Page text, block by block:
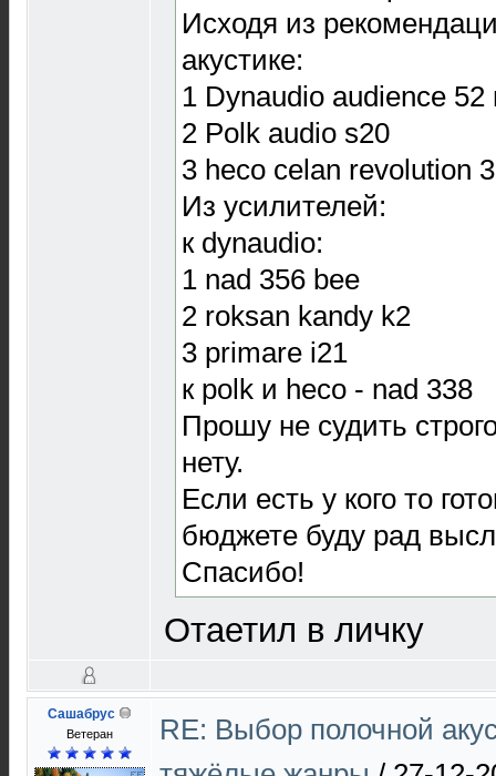
Исходя из
акустике:
1 Dynaudio audience 52
2 Polk audio s20
3 heco celan revolution
Из усилителей:
к dynaudio:
1 nad 356 bee
2 roksan kandy k2
3 primare i21
к polk и heco - nad 338
Прошу не судить
нету.
Если есть у кого то
бюджете буду рад
Спасибо!
Отаетил в личку
Сашабрус
Ветеран
RE: Выбор полочной